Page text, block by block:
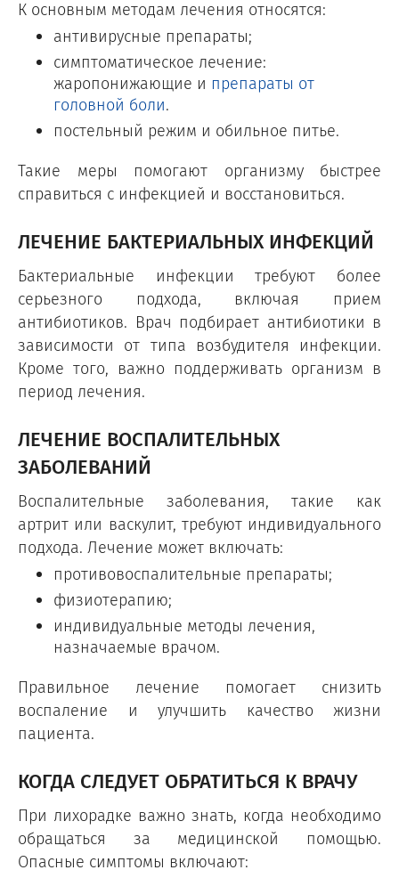
К основным методам лечения относятся:
антивирусные препараты;
симптоматическое лечение:
жаропонижающие и препараты от
головной боли.
постельный режим и обильное питье.
Такие меры помогают организму быстрее
справиться с инфекцией и восстановиться.
ЛЕЧЕНИЕ БАКТЕРИАЛЬНЫХ ИНФЕКЦИЙ
Бактериальные инфекции требуют более
серьезного подхода, включая прием
антибиотиков. Врач подбирает антибиотики в
зависимости от типа возбудителя инфекции.
Кроме того, важно поддерживать организм в
период лечения.
ЛЕЧЕНИЕ ВОСПАЛИТЕЛЬНЫХ
ЗАБОЛЕВАНИЙ
Воспалительные заболевания, такие как
артрит или васкулит, требуют индивидуального
подхода. Лечение может включать:
противовоспалительные препараты;
физиотерапию;
индивидуальные методы лечения,
назначаемые врачом.
Правильное лечение помогает снизить
воспаление и улучшить качество жизни
пациента.
КОГДА СЛЕДУЕТ ОБРАТИТЬСЯ К ВРАЧУ
При лихорадке важно знать, когда необходимо
обращаться за медицинской помощью.
Опасные симптомы включают: